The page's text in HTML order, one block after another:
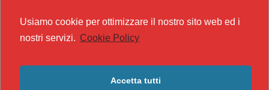
Usiamo cookie per ottimizzare il nostro sito web ed i
nostri servizi. Cookie Policy
Accetta tutti